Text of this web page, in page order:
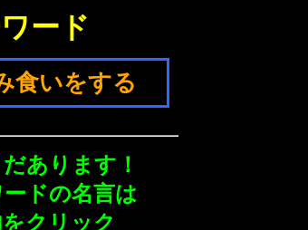
ード
食いをする
あります！
ドの名言は
クリック